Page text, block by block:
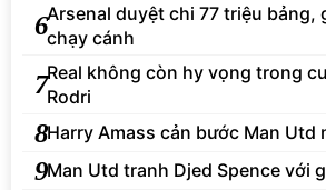
6Arsenal duyệt chi 77 triệu bảng,
chạy cánh
7Real không còn hy vọng trong
Rodri
8Harry Amass cản bước Man Utd
9Man Utd tranh Djed Spence với